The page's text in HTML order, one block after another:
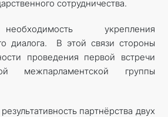
сотрудничества.
укрепления
диалога. В этой связи стороны
проведения первой встречи
межпарламентской группы
партнёрства двух